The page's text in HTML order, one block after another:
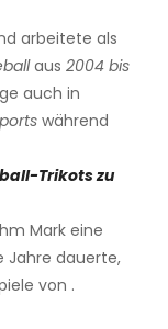
arbeitete als
aus 2004 bis
auch in
während
Trikots zu
Mark eine
Jahre dauerte,
von .